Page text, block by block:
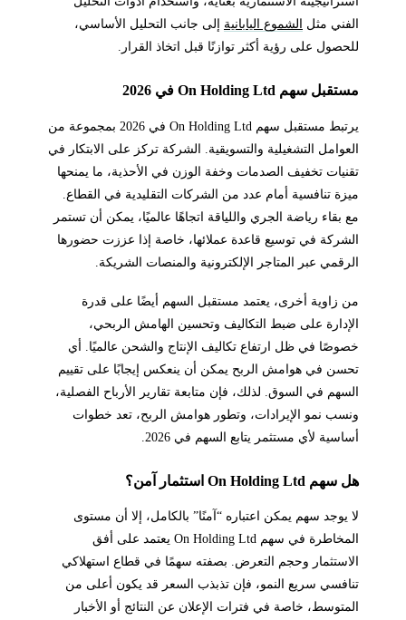
الفني مثل الشموع اليابانيةإلى جانب التحليل الأساسي،
للحصول على رؤية أكثر توازنًا قبل اتخاذ القرار.
مستقبل سهم On Holding Ltd في 2026
يرتبط مستقبل سهم On Holding Ltd في 2026 بمجموعة من
العوامل التشغيلية والتسويقية. الشركة تركز على الابتكار في
تقنيات تخفيف الصدمات وخفة الوزن في الأحذية، ما يمنحها
ميزة تنافسية أمام عدد من الشركات التقليدية في القطاع.
مع بقاء رياضة الجري واللياقة اتجاهًا عالميًا، يمكن أن تستمر
الشركة في توسيع قاعدة عملائها، خاصة إذا عززت حضورها
الرقمي عبر المتاجر الإلكترونية والمنصات الشريكة.
من زاوية أخرى، يعتمد مستقبل السهم أيضًا على قدرة
الإدارة على ضبط التكاليف وتحسين الهامش الربحي،
خصوصًا في ظل ارتفاع تكاليف الإنتاج والشحن عالميًا. أي
تحسن في هوامش الربح يمكن أن ينعكس إيجابًا على تقييم
السهم في السوق. لذلك، فإن متابعة تقارير الأرباح الفصلية،
ونسب نمو الإيرادات، وتطور هوامش الربح، تعد خطوات
أساسية لأي مستثمر يتابع السهم في 2026.
هل سهم On Holding Ltd استثمار آمن؟
لا يوجد سهم يمكن اعتباره “آمنًا” بالكامل، إلا أن مستوى
المخاطرة في سهم On Holding Ltd يعتمد على أفق
الاستثمار وحجم التعرض. بصفته سهمًا في قطاع استهلاكي
تنافسي سريع النمو، فإن تذبذب السعر قد يكون أعلى من
المتوسط، خاصة في فترات الإعلان عن النتائج أو الأخبار